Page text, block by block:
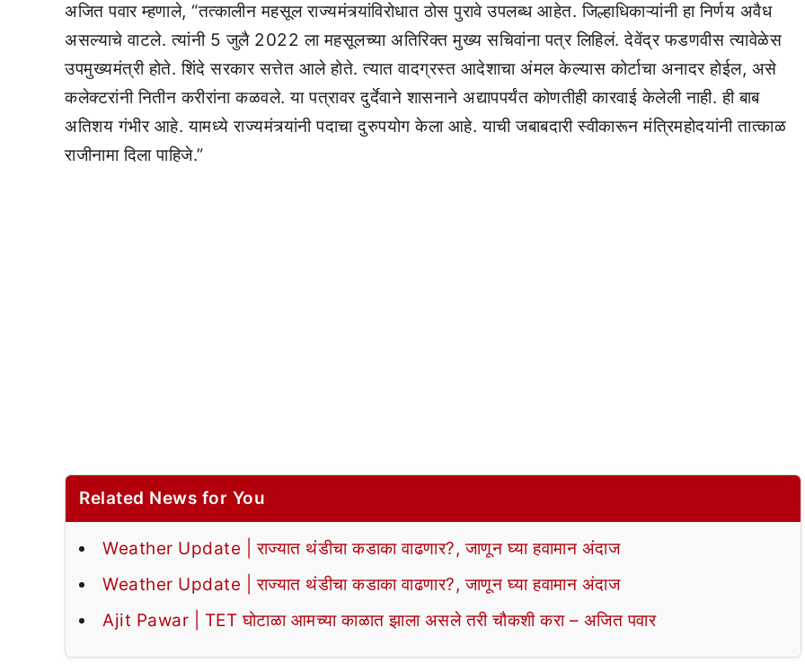
अजित पवार म्हणाले, “तत्कालीन महसूल राज्यमंत्र्यांविरोधात ठोस पुरावे उपलब्ध आहेत. जिल्हाधिकाऱ्यांनी हा निर्णय अवैध
असल्याचे वाटले. त्यांनी 5 जुलै 2022 ला महसूलच्या अतिरिक्त मुख्य सचिवांना पत्र लिहिलं. देवेंद्र फडणवीस त्यावेळेस
उपमुख्यमंत्री होते. शिंदे सरकार सत्तेत आले होते. त्यात वादग्रस्त आदेशाचा अंमल केल्यास कोर्टाचा अनादर होईल, असे
कलेक्टरांनी नितीन करीरांना कळवले. या पत्रावर दुर्देवाने शासनाने अद्यापपर्यंत कोणतीही कारवाई केलेली नाही. ही बाब
अतिशय गंभीर आहे. यामध्ये राज्यमंत्र्यांनी पदाचा दुरुपयोग केला आहे. याची जबाबदारी स्वीकारून मंत्रिमहोदयांनी तात्काळ
राजीनामा दिला पाहिजे.”
Related News for You
Weather Update | राज्यात थंडीचा कडाका वाढणार?, जाणून घ्या हवामान अंदाज
Weather Update | राज्यात थंडीचा कडाका वाढणार?, जाणून घ्या हवामान अंदाज
Ajit Pawar | TET घोटाळा आमच्या काळात झाला असले तरी चौकशी करा – अजित पवार